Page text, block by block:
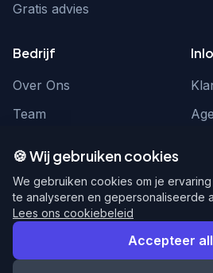
Gratis advies
Bedrijf
Over Ons
Team
🍪 Wij gebruiken cookies
We gebruiken cookies om je
te analyseren en gepersonaliseerde
Lees ons cookiebeleid
Accepteer